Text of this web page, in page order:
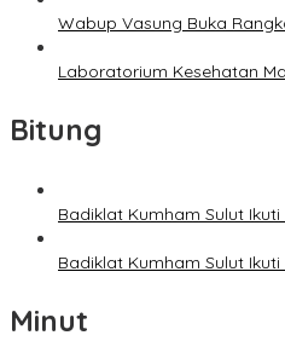
Wabup Vasung Buka
Laboratorium Kesehatan
Bitung
Badiklat Kumham Sulut
Badiklat Kumham Sulut
Minut